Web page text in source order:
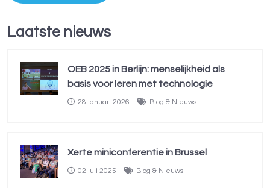
Laatste nieuws
OEB 2025 in Berlijn: menselijkheid als
basis voor leren met technologie
28 januari 2026 Blog & Nieuws
Xerte miniconferentie in Brussel
02 juli 2025 Blog & Nieuws